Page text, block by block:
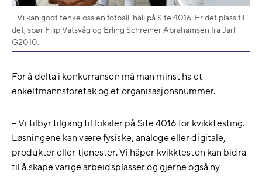
- Vi kan godt tenke oss en fotball-hall på Site 4016. Er det plass til
det, spør Filip Vatsvåg og Erling Schreiner Abrahamsen fra Jarl
G2010.
For å delta i konkurransen må man minst ha et
enkeltmannsforetak og et organisasjonsnummer.
– Vi tilbyr tilgang til lokaler på Site 4016 for kvikktesting.
Løsningene kan være fysiske, analoge eller digitale,
produkter eller tjenester. Vi håper kvikktesten kan bidra
til å skape varige arbeidsplasser og gjerne også ny